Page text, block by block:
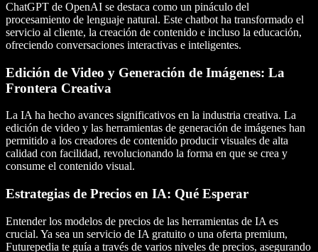
ChatGPT de OpenAI se destaca como un pináculo del
procesamiento de lenguaje natural. Este chatbot ha transformado el
servicio al cliente, la creación de contenido e incluso la educación,
ofreciendo conversaciones interactivas e inteligentes.
Edición de Video y Generación de Imágenes: La
Frontera Creativa
La IA ha hecho avances significativos en la industria creativa. La
edición de video y las herramientas de generación de imágenes han
permitido a los creadores de contenido producirvisuales de alta
calidad con facilidad, revolucionando la forma en que se crea y
consume el contenido visual.
Estrategias de Precios en IA: Qué Esperar
Entender los modelos de precios de las herramientas de IA es
crucial. Ya sea un servicio de IA gratuito o una oferta premium,
Futurepedia te guía a través de varios niveles de precios, asegurando